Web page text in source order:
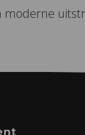
moderne